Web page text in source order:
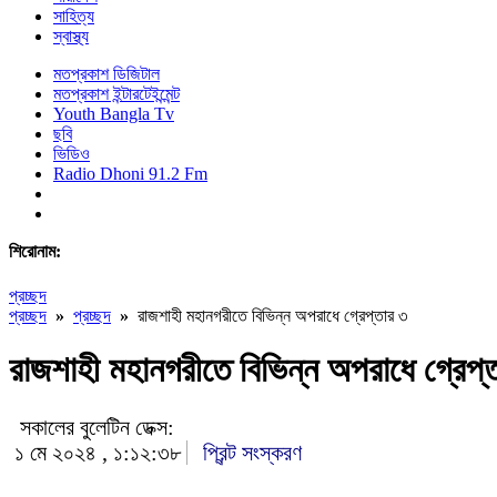
সাহিত্য
স্বাস্থ্য
মতপ্রকাশ ডিজিটাল
মতপ্রকাশ ইন্টারটেইন্মেন্ট
Youth Bangla Tv
ছবি
ভিডিও
Radio Dhoni 91.2 Fm
শিরোনাম:
প্রচ্ছদ
প্রচ্ছদ » প্রচ্ছদ » রাজশাহী মহানগরীতে বিভিন্ন অপরাধে গ্রেপ্তার ৩
রাজশাহী মহানগরীতে বিভিন্ন অপরাধে
সকালের বুলেটিন ডেক্স:
১ মে ২০২৪ , ১:১২:৩৮
প্রিন্ট সংস্করণ